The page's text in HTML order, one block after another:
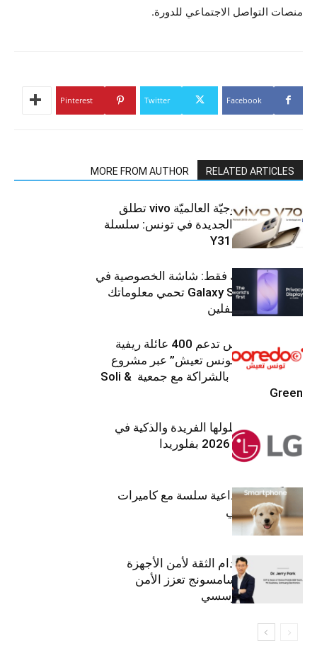
منصات التواصل الاجتماعي للدورة.
Facebook
Twitter
Pinterest
RELATED ARTICLES
MORE FROM AUTHOR
العلامة التّكنولوجيّة العالميّة vivo تطلق
هواتفها الذكيّة الجديدة في تونس: سلسلة
V70 وسلسلة Y31
شاشتك، لعينيك فقط: شاشة الخصوصية في
جهاز Galaxy S26 Ultra تحمي معلوماتك
من أعين المتطفلين
Ooredoo تونس تدعم 400 عائلة ريفية
ضمن برنامج “تونس تعيش” عبر مشروع
تنموي مستدام بالشراكة مع جمعية Soli &
Green
إل جي تقدم حلولها الفريدة والذكية في
معرض (KBIS) 2026 بفلوريدا
قريباً: تجربة إبداعية سلسة مع كاميرات
أجهزة جالاكسي
استراتيجية انعدام الثقة لأمن الأجهزة
المحمولة من سامسونج تعزز الأمن
السيبراني المؤسسي